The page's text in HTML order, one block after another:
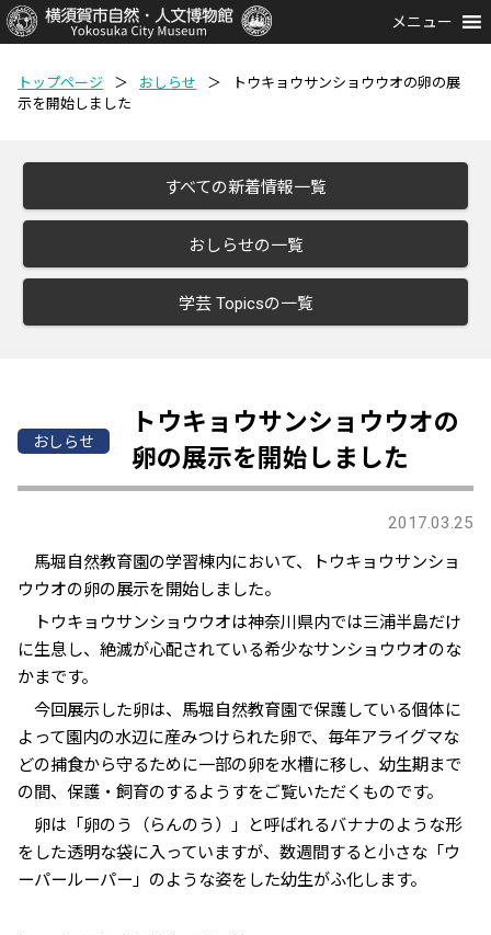
メニュー
トップページ ＞ おしらせ ＞
トウキョウサンショウウオの卵の展
示を開始しました
すべての新着情報一覧
おしらせの一覧
学芸 Topicsの一覧
おしらせ
トウキョウサンショウウオの
卵の展示を開始しました
2017.03.25
馬堀自然教育園の学習棟内において、トウキョウサンショ
ウウオの卵の展示を開始しました。
トウキョウサンショウウオは神奈川県内では三浦半島だけ
に生息し、絶滅が心配されている希少なサンショウウオのな
かまです。
今回展示した卵は、馬堀自然教育園で保護している個体に
よって園内の水辺に産みつけられた卵で、毎年アライグマな
どの捕食から守るために一部の卵を水槽に移し、幼生期まで
の間、保護・飼育のするようすをご覧いただくものです。
卵は「卵のう（らんのう）」と呼ばれるバナナのような形
をした透明な袋に入っていますが、数週間すると小さな「ウ
ーパールーパー」のような姿をした幼生がふ化します。